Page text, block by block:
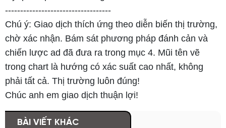
-----------------------------------
Chú ý: Giao dịch thích ứng theo diễn biến thị trường,
chờ xác nhận. Bám sát phương pháp đánh cản và
chiến lược ad đã đưa ra trong mục 4. Mũi tên vẽ
trong chart là hướng có xác suất cao nhất, không
phải tất cả. Thị trường luôn đúng!
Chúc anh em giao dịch thuận lợi!
BÀI VIẾT KHÁC